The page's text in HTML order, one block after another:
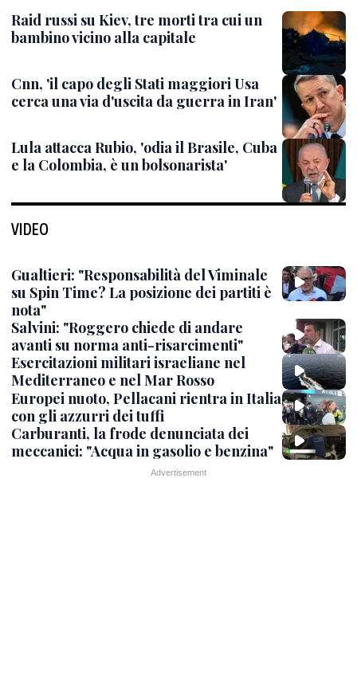
Raid russi su Kiev, tre morti tra cui un
bambino vicino alla capitale
Cnn, 'il capo degli Stati maggiori Usa
cerca una via d'uscita da guerra in Iran'
Lula attacca Rubio, 'odia il Brasile, Cuba
e la Colombia, è un bolsonarista'
VIDEO
Gualtieri: "Responsabilità del Viminale
su Spin Time? La posizione dei partiti è
nota"
Salvini: "Roggero chiede di andare
avanti su norma anti-risarcimenti"
Esercitazioni militari israeliane nel
Mediterraneo e nel Mar Rosso
Europei nuoto, Pellacani rientra in Italia
con gli azzurri dei tuffi
Carburanti, la frode denunciata dei
meccanici: "Acqua in gasolio e benzina"